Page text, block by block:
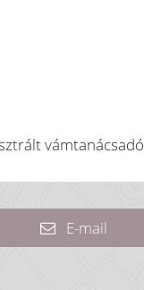
vámtanácsadó
E-mail